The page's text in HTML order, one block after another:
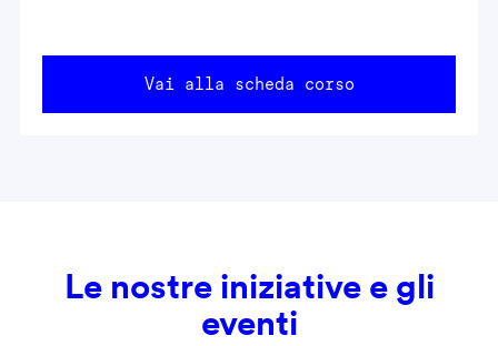
Vai alla scheda corso
Le nostre iniziative e gli
eventi